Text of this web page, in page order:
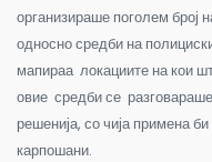
организираше поголем број
односно средби на
мапираа локациите на кои
овие средби се
решенија, со чија примена
карпошани.